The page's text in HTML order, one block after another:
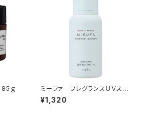
ｇ
ミーファ フレグランスＵＶスプ
レー＜シェリーサボン＞80g
¥1,320